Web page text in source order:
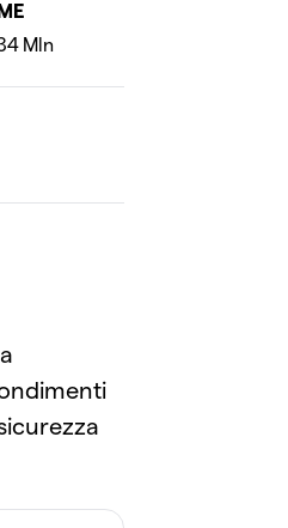
€ 12.34 Mln